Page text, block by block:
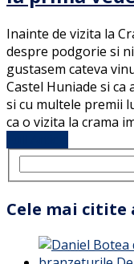
Inainte de vizita la
despre podgorie si
gustasem cateva
Castel Huniade si ca
si cu multele premii
ca o vizita la crama
Cele mai citite